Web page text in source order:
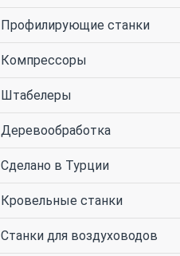
Профилирующие станки
Компрессоры
Штабелеры
Деревообработка
Сделано в Турции
Кровельные станки
Станки для воздуховодов